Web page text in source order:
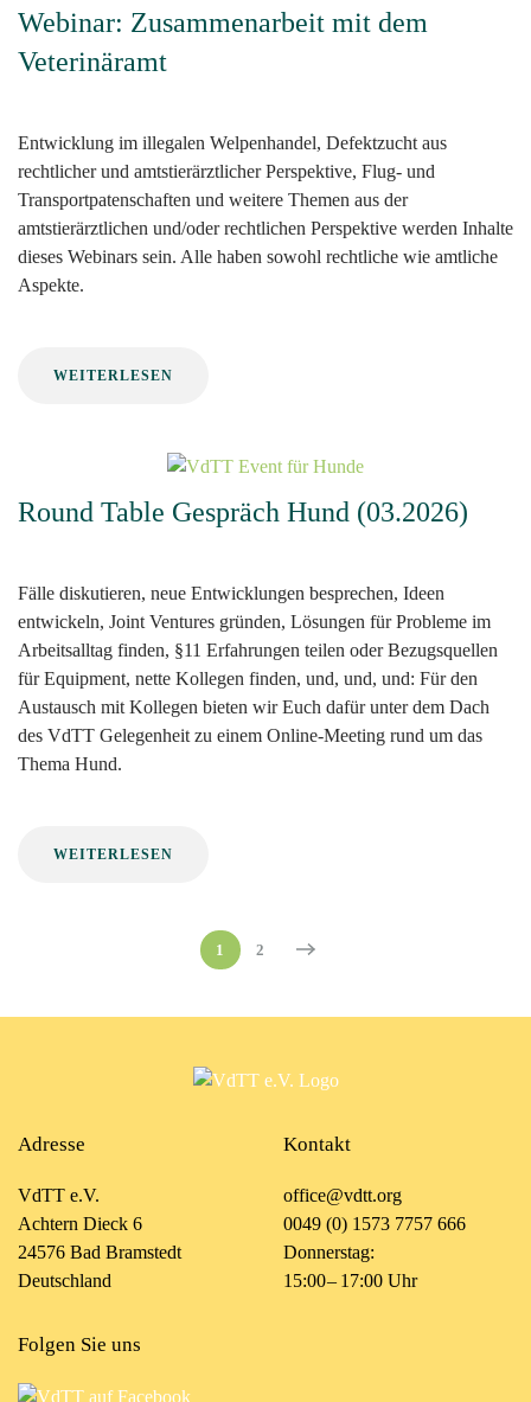
Webinar: Zusammenarbeit mit dem
Veterinäramt
Entwicklung im illegalen Welpenhandel, Defektzucht aus
rechtlicher und amtstierärztlicher Perspektive, Flug- und
Transportpatenschaften und weitere Themen aus der
amtstierärztlichen und/oder rechtlichen Perspektive werden Inhalte
dieses Webinars sein. Alle haben sowohl rechtliche wie amtliche
Aspekte.
WEITERLESEN
Round Table Gespräch Hund (03.2026)
Fälle diskutieren, neue Entwicklungen besprechen, Ideen
entwickeln, Joint Ventures gründen, Lösungen für Probleme im
Arbeitsalltag finden, §11 Erfahrungen teilen oder Bezugsquellen
für Equipment, nette Kollegen finden, und, und, und: Für den
Austausch mit Kollegen bieten wir Euch dafür unter dem Dach
des VdTT Gelegenheit zu einem Online-Meeting rund um das
Thema Hund.
WEITERLESEN
1 2
Adresse
VdTT e.V.
Achtern Dieck 6
24576 Bad Bramstedt
Deutschland
Kontakt
office@vdtt.org
0049 (0) 1573 7757 666
Donnerstag:
15:00 – 17:00 Uhr
Folgen Sie uns